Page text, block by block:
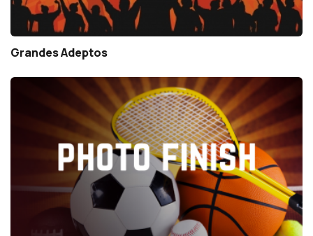
Grandes Adeptos